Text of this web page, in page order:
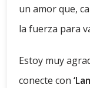
un amor que,
la fuerza para
Estoy muy
conecte con